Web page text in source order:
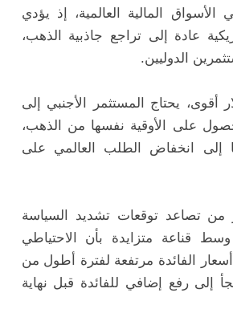
المالية العالمية، إذ يؤدي
عادة إلى تراجع جاذبية الذهب،
الدوليين.
أقوى، يحتاج المستثمر الأجنبي إلى
على الأوقية نفسها من الذهب،
إلى انخفاض الطلب العالمي على
من تصاعد توقعات تشديد السياسة
وسط قناعة متزايدة بأن الاحتياطي
أسعار الفائدة مرتفعة لفترة أطول من
إلى رفع إضافي للفائدة قبل نهاية